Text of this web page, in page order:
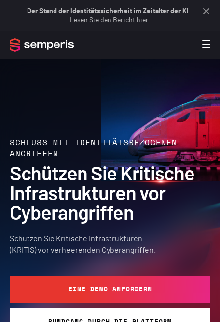
Der Stand der Identitätssicherheit im Zeitalter der KI –
Lesen Sie den Bericht hier.
SCHLUSS MIT IDENTITÄTSBEZOGENEN
ANGRIFFEN
Schützen Sie Kritische
Infrastrukturen vor
Cyberangriffen
Schützen Sie Kritische Infrastrukturen
(KRITIS) vor verheerenden Cyberangriffen.
EINE DEMO ANFORDERN